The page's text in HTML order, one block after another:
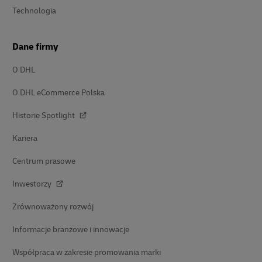
Technologia
Dane firmy
O DHL
O DHL eCommerce Polska
Historie Spotlight
Kariera
Centrum prasowe
Inwestorzy
Zrównoważony rozwój
Informacje branżowe i innowacje
Współpraca w zakresie promowania marki